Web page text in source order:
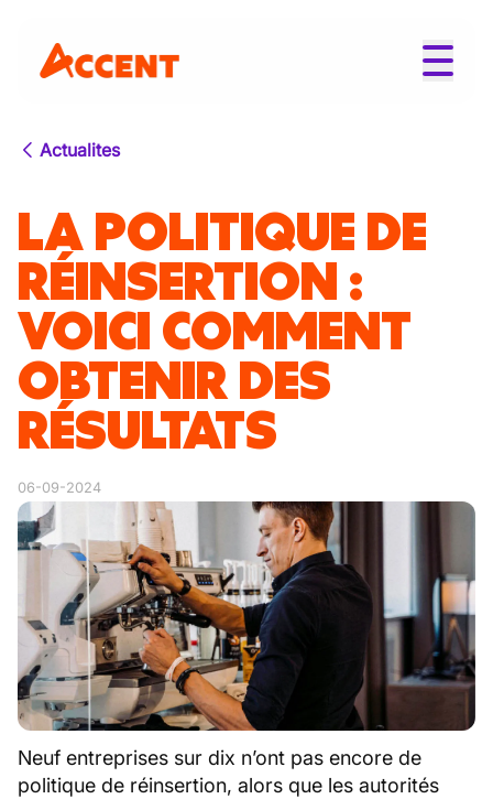
Actualites
LA POLITIQUE DE
RÉINSERTION :
VOICI COMMENT
OBTENIR DES
RÉSULTATS
06-09-2024
Neuf entreprises sur dix n’ont pas encore de
politique de réinsertion, alors que les autorités